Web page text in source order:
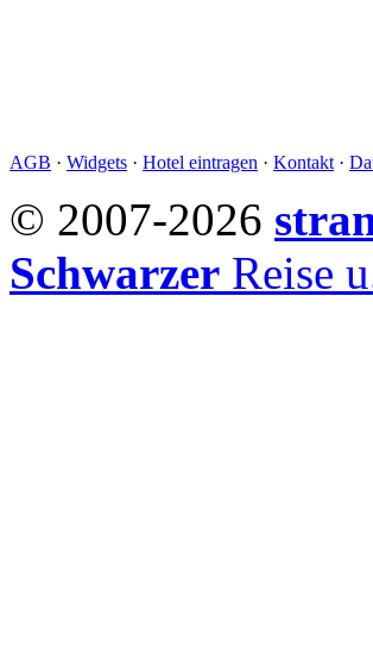
AGB · Widgets · Hotel eintragen · Kontakt ·
© 2007-2026
Schwarzer Reise